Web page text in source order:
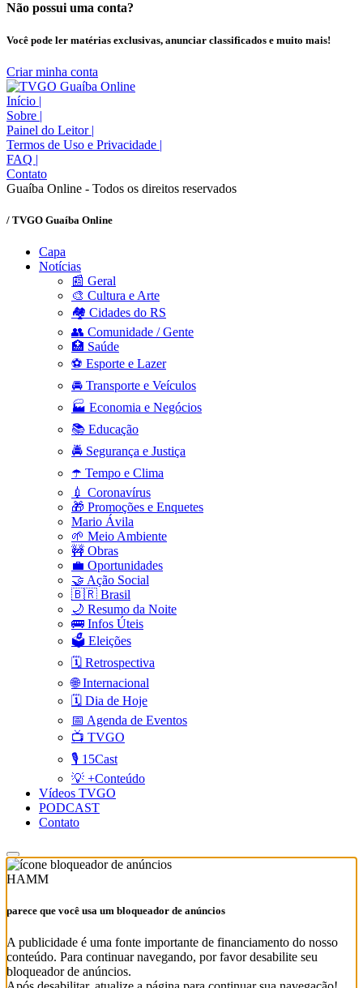
Não possui uma conta?
Você pode ler matérias exclusivas, anunciar classificados e muito mais!
Criar minha conta
Início |
Sobre |
Painel do Leitor |
Termos de Uso e Privacidade |
FAQ |
Contato
Guaíba Online - Todos os direitos reservados
/ TVGO Guaíba Online
Capa
Notícias
📰 Geral
🎨 Cultura e Arte
🏘️ Cidades do RS
👥 Comunidade / Gente
🏥 Saúde
⚽ Esporte e Lazer
🚘 Transporte e Veículos
🏭 Economia e Negócios
📚 Educação
🚔 Segurança e Justiça
☂️ Tempo e Clima
💉 Coronavírus
🎁 Promoções e Enquetes
Mario Ávila
🌱 Meio Ambiente
🚧 Obras
💼 Oportunidades
🤝 Ação Social
🇧🇷 Brasil
🌙 Resumo da Noite
🚌 Infos Úteis
🗳️ Eleições
🗓️ Retrospectiva
🌐 Internacional
🗓️ Dia de Hoje
📅 Agenda de Eventos
📺 TVGO
🎙️ 15Cast
💡 +Conteúdo
Vídeos TVGO
PODCAST
Contato
HAMM
parece que você usa um bloqueador de anúncios
A publicidade é uma fonte importante de financiamento do nosso
conteúdo. Para continuar navegando, por favor desabilite seu
bloqueador de anúncios.